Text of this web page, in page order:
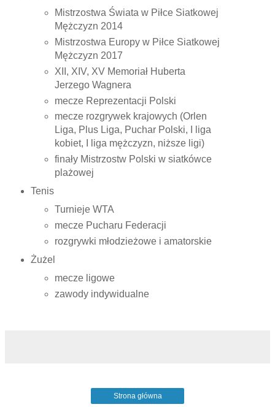
Mistrzostwa Świata w Piłce Siatkowej
Mężczyzn 2014
Mistrzostwa Europy w Piłce Siatkowej
Mężczyzn 2017
XII, XIV, XV Memoriał Huberta
Jerzego Wagnera
mecze Reprezentacji Polski
mecze rozgrywek krajowych (Orlen
Liga, Plus Liga, Puchar Polski, I liga
kobiet, I liga mężczyzn, niższe ligi)
finały Mistrzostw Polski w siatkówce
plażowej
Tenis
Turnieje WTA
mecze Pucharu Federacji
rozgrywki młodzieżowe i amatorskie
Żużel
mecze ligowe
zawody indywidualne
Strona główna